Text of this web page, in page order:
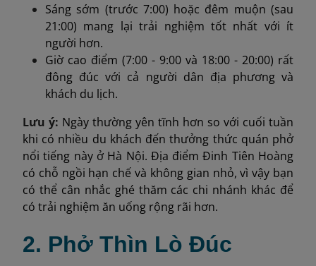
Sáng sớm (trước 7:00) hoặc đêm muộn (sau
21:00) mang lại trải nghiệm tốt nhất với ít
người hơn.
Giờ cao điểm (7:00 - 9:00 và 18:00 - 20:00) rất
đông đúc với cả người dân địa phương và
khách du lịch.
Lưu ý: Ngày thường yên tĩnh hơn so với cuối tuần
khi có nhiều du khách đến thưởng thức quán phở
nổi tiếng này ở Hà Nội. Địa điểm Đinh Tiên Hoàng
có chỗ ngồi hạn chế và không gian nhỏ, vì vậy bạn
có thể cân nhắc ghé thăm các chi nhánh khác để
có trải nghiệm ăn uống rộng rãi hơn.
2. Phở Thìn Lò Đúc